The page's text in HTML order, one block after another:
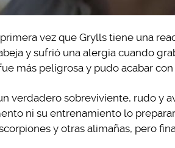
vez que Grylls tiene una
y sufrió una alergia cuando
más peligrosa y pudo acabar con
verdadero sobreviviente, rudo y
ni su entrenamiento lo
y otras alimañas, pero